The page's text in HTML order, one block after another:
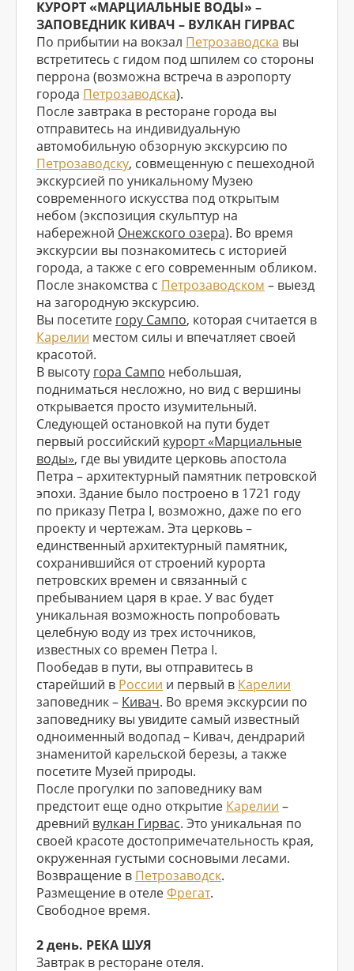
КУРОРТ «МАРЦИАЛЬНЫЕ ВОДЫ» –
ЗАПОВЕДНИК КИВАЧ – ВУЛКАН ГИРВАС
По прибытии на вокзал Петрозаводска вы
встретитесь с гидом под шпилем со стороны
перрона (возможна встреча в аэропорту
города Петрозаводска).
После завтрака в ресторане города вы
отправитесь на индивидуальную
автомобильную обзорную экскурсию по
Петрозаводску, совмещенную с пешеходной
экскурсией по уникальному Музею
современного искусства под открытым
небом (экспозиция скульптур на
набережной Онежского озера). Во время
экскурсии вы познакомитесь с историей
города, а также с его современным обликом.
После знакомства с Петрозаводском – выезд
на загородную экскурсию.
Вы посетите гору Сампо, которая считается в
Карелии местом силы и впечатляет своей
красотой.
В высоту гора Сампо небольшая,
подниматься несложно, но вид с вершины
открывается просто изумительный.
Следующей остановкой на пути будет
первый российский курорт «Марциальные
воды», где вы увидите церковь апостола
Петра – архитектурный памятник петровской
эпохи. Здание было построено в 1721 году
по приказу Петра I, возможно, даже по его
проекту и чертежам. Эта церковь –
единственный архитектурный памятник,
сохранившийся от строений курорта
петровских времен и связанный с
пребыванием царя в крае. У вас будет
уникальная возможность попробовать
целебную воду из трех источников,
известных со времен Петра I.
Пообедав в пути, вы отправитесь в
старейший в России и первый в Карелии
заповедник – Кивач. Во время экскурсии по
заповеднику вы увидите самый известный
одноименный водопад – Кивач, дендрарий
знаменитой карельской березы, а также
посетите Музей природы.
После прогулки по заповеднику вам
предстоит еще одно открытие Карелии –
древний вулкан Гирвас. Это уникальная по
своей красоте достопримечательность края,
окруженная густыми сосновыми лесами.
Возвращение в Петрозаводск.
Размещение в отелеФрегат.
Свободное время.
2 день. РЕКА ШУЯ
Завтрак в ресторане отеля.